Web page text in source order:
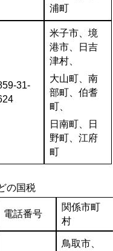
浦町
31-
米子市、境
港市、日吉
津村、
大山町、南
部町、伯耆
町、
日南町、日
野町、江府
町
の国税
電話番号
関係市町
村
鳥取市、